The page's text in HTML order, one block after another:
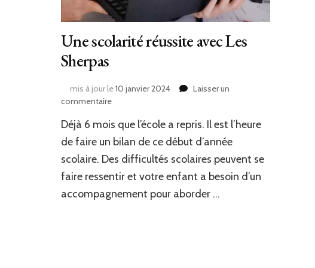
Une scolarité réussite avec Les
Sherpas
mis à jour le10 janvier 2024
Laisser un
commentairesur
scolarité
réussite
Les
Sherpas
Déjà 6 mois que l’école a repris. Il est l’heure
de faire un bilan de ce début d’année
scolaire. Des difficultés scolaires peuvent se
faire ressentir et votre enfant a besoin d’un
accompagnement pour aborder …